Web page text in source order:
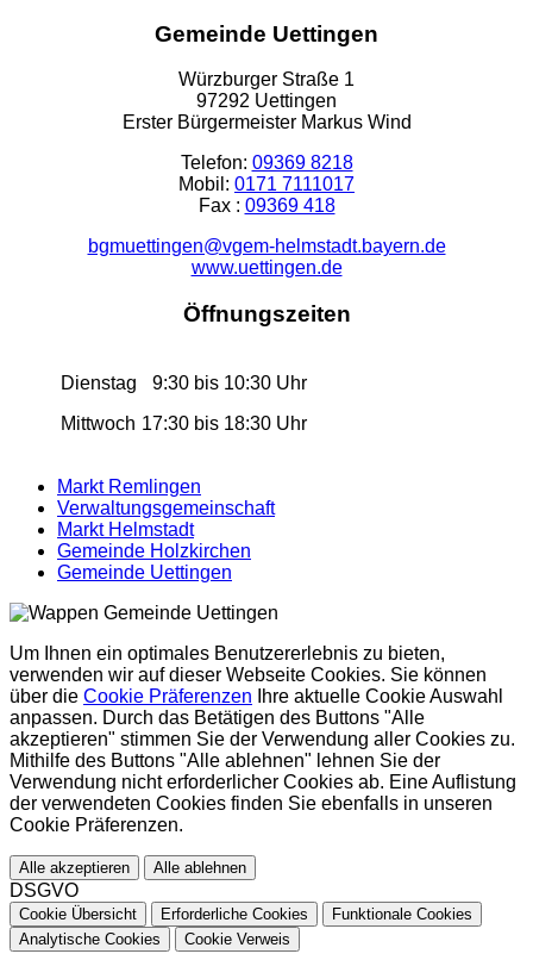
Gemeinde Uettingen
Würzburger Straße 1
97292 Uettingen
Erster Bürgermeister Markus Wind
Telefon: 09369 8218
Mobil: 0171 7111017
Fax : 09369 418
bgmuettingen@vgem-helmstadt.bayern.de
www.uettingen.de
Öffnungszeiten
Dienstag
Mittwoch
9:30 bis 10:30 Uhr
17:30 bis 18:30 Uhr
Markt Remlingen
Verwaltungsgemeinschaft
Markt Helmstadt
Gemeinde Holzkirchen
Gemeinde Uettingen
Um Ihnen ein optimales Benutzererlebnis zu bieten,
verwenden wir auf dieser Webseite Cookies. Sie können
über die Cookie Präferenzen Ihre aktuelle Cookie Auswahl
anpassen. Durch das Betätigen des Buttons "Alle
akzeptieren" stimmen Sie der Verwendung aller Cookies zu.
Mithilfe des Buttons "Alle ablehnen" lehnen Sie der
Verwendung nicht erforderlicher Cookies ab. Eine Auflistung
der verwendeten Cookies finden Sie ebenfalls in unseren
Cookie Präferenzen.
Alle akzeptieren Alle ablehnen
DSGVO
Cookie Übersicht Erforderliche Cookies
Funktionale Cookies
Analytische Cookies
Cookie Verweis